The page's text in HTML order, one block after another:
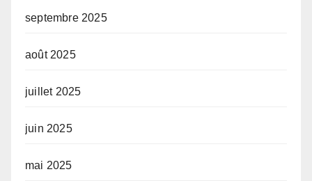
septembre 2025
août 2025
juillet 2025
juin 2025
mai 2025